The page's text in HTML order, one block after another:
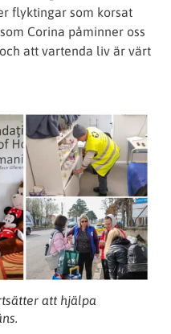
flyktingar som korsat
Corina påminner oss
att vartenda liv är värt
att hjälpa